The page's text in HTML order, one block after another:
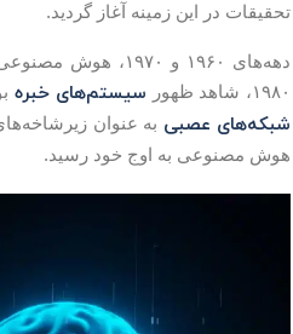
تحقیقات در این زمینه آغاز گردید.
دهه‌های ۱۹۶۰ و
۱۹۸۰، شاهد ظهور
سیستم‌های خبره
شبکه‌های عصبی به عنوان
هوش مصنوعی به اوج خود رسید.